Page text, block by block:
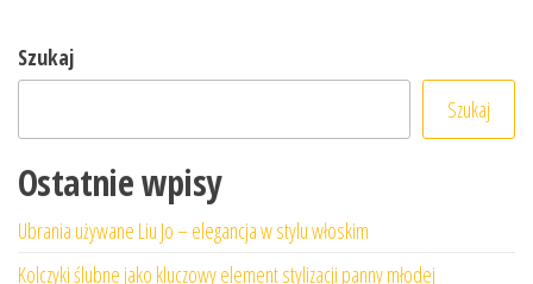
Szukaj
Szukaj
Ostatnie wpisy
Ubrania używane Liu Jo – elegancja w stylu włoskim
Kolczyki ślubne jako kluczowy element stylizacji panny młodej